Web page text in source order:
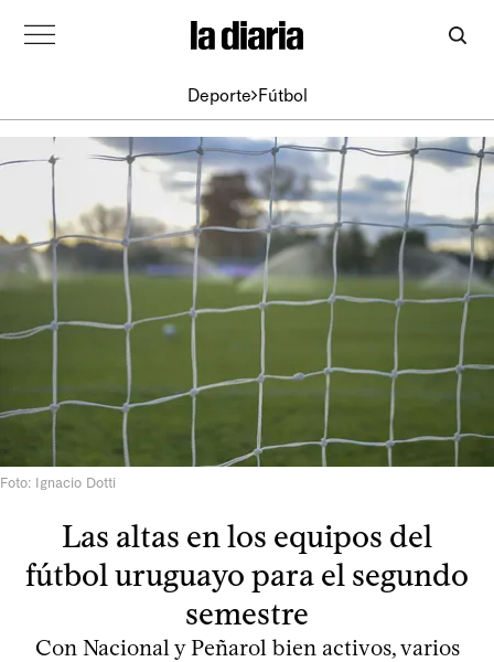
Deporte Fútbol
Foto: Ignacio Dotti
Las altas en los equipos del
fútbol uruguayo para el segundo
semestre
Con Nacional y Peñarol bien activos, varios